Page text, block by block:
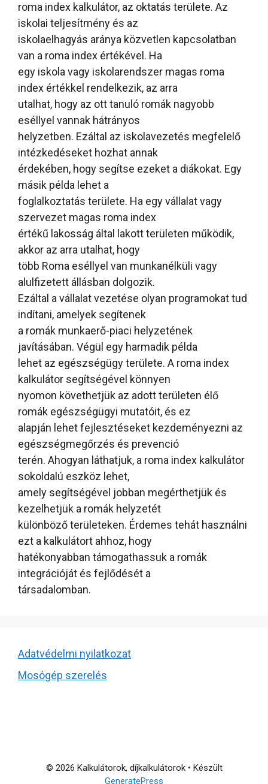
roma index kalkulátor, az oktatás területe. Az
iskolai teljesítmény és az
iskolaelhagyás aránya közvetlen kapcsolatban
van a roma index értékével. Ha
egy iskola vagy iskolarendszer magas roma
index értékkel rendelkezik, az arra
utalhat, hogy az ott tanuló romák nagyobb
eséllyel vannak hátrányos
helyzetben. Ezáltal az iskolavezetés megfelelő
intézkedéseket hozhat annak
érdekében, hogy segítse ezeket a diákokat. Egy
másik példa lehet a
foglalkoztatás területe. Ha egy vállalat vagy
szervezet magas roma index
értékű lakosság által lakott területen működik,
akkor az arra utalhat, hogy
több Roma eséllyel van munkanélküli vagy
alulfizetett állásban dolgozik.
Ezáltal a vállalat vezetése olyan programokat tud
indítani, amelyek segítenek
a romák munkaerő-piaci helyzetének
javításában. Végül egy harmadik példa
lehet az egészségügy területe. A roma index
kalkulátor segítségével könnyen
nyomon követhetjük az adott területen élő
romák egészségügyi mutatóit, és ez
alapján lehet fejlesztéseket kezdeményezni az
egészségmegőrzés és prevenció
terén. Ahogyan láthatjuk, a roma index kalkulátor
sokoldalú eszköz lehet,
amely segítségével jobban megérthetjük és
kezelhetjük a romák helyzetét
különböző területeken. Érdemes tehát használni
ezt a kalkulátort ahhoz, hogy
hatékonyabban támogathassuk a romák
integrációját és fejlődését a
társadalomban.
Adatvédelmi nyilatkozat
Mosógép szerelés
© 2026 Kalkulátorok, díjkalkulátorok• Készült
GeneratePress